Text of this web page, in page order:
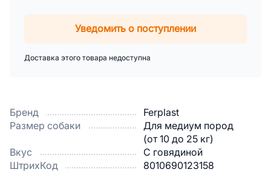
Бренд
Ferplast
Размер собаки
Для медиум пород
(от 10 до 25 кг)
Вкус
С говядиной
ШтрихКод
8010690123158
Уведомить о поступлении
Доставка этого товара недоступна